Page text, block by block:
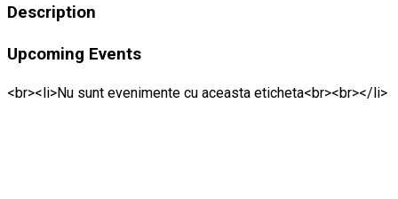
Description
Upcoming Events
<br><li>Nu sunt evenimente cu aceasta eticheta<br><br></li>